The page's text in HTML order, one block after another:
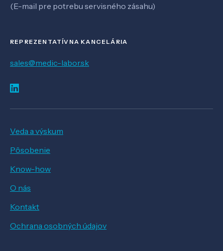
(E-mail pre potrebu servisného zásahu)
REPREZENTATÍVNA KANCELÁRIA
sales@medic-labor.sk
Veda a výskum
Pôsobenie
Know-how
O nás
Kontakt
Ochrana osobných údajov